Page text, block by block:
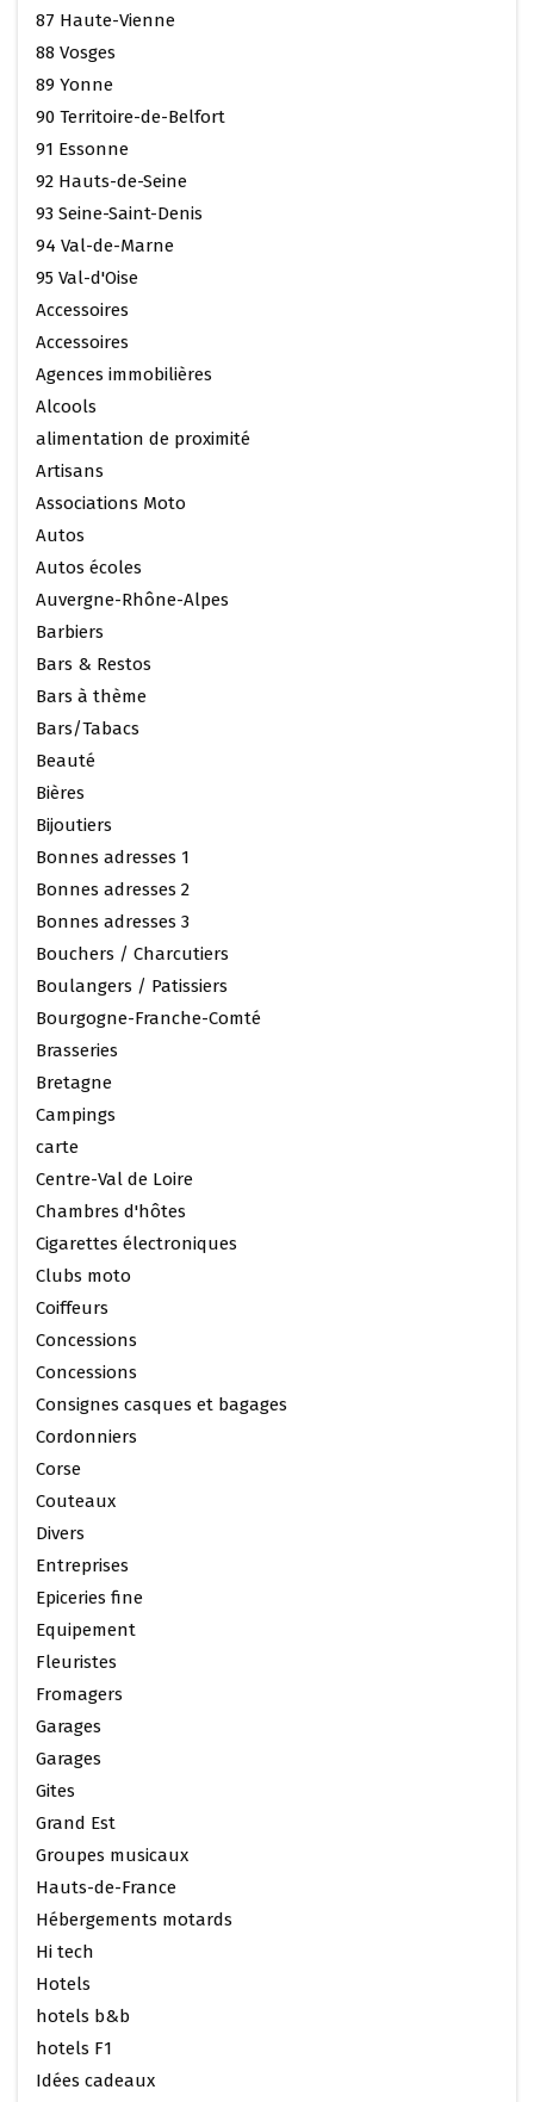
87 Haute-Vienne
88 Vosges
89 Yonne
90 Territoire-de-Belfort
91 Essonne
92 Hauts-de-Seine
93 Seine-Saint-Denis
94 Val-de-Marne
95 Val-d'Oise
Accessoires
Accessoires
Agences immobilières
Alcools
alimentation de proximité
Artisans
Associations Moto
Autos
Autos écoles
Auvergne-Rhône-Alpes
Barbiers
Bars & Restos
Bars à thème
Bars/Tabacs
Beauté
Bières
Bijoutiers
Bonnes adresses 1
Bonnes adresses 2
Bonnes adresses 3
Bouchers / Charcutiers
Boulangers / Patissiers
Bourgogne-Franche-Comté
Brasseries
Bretagne
Campings
carte
Centre-Val de Loire
Chambres d'hôtes
Cigarettes électroniques
Clubs moto
Coiffeurs
Concessions
Concessions
Consignes casques et bagages
Cordonniers
Corse
Couteaux
Divers
Entreprises
Epiceries fine
Equipement
Fleuristes
Fromagers
Garages
Garages
Gites
Grand Est
Groupes musicaux
Hauts-de-France
Hébergements motards
Hi tech
Hotels
hotels b&b
hotels F1
Idées cadeaux